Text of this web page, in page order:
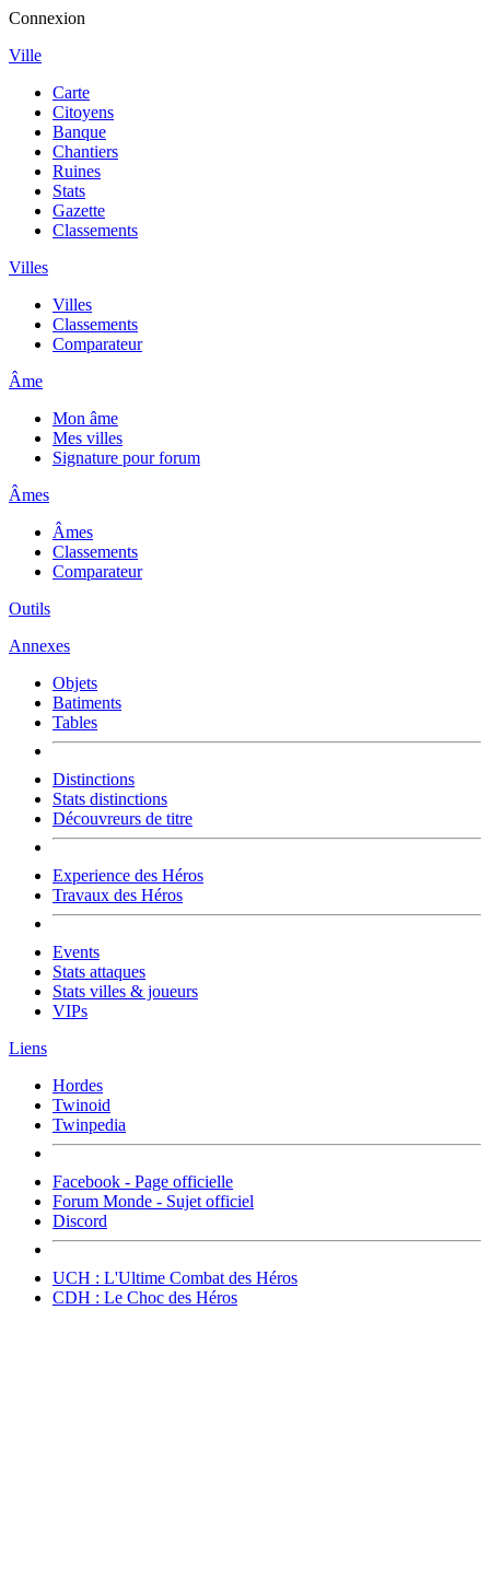
Connexion
Ville
Carte
Citoyens
Banque
Chantiers
Ruines
Stats
Gazette
Classements
Villes
Villes
Classements
Comparateur
Âme
Mon âme
Mes villes
Signature pour forum
Âmes
Âmes
Classements
Comparateur
Outils
Annexes
Objets
Batiments
Tables
Distinctions
Stats distinctions
Découvreurs de titre
Experience des Héros
Travaux des Héros
Events
Stats attaques
Stats villes & joueurs
VIPs
Liens
Hordes
Twinoid
Twinpedia
Facebook - Page officielle
Forum Monde - Sujet officiel
Discord
UCH : L'Ultime Combat des Héros
CDH : Le Choc des Héros